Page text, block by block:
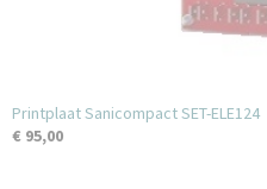
Printplaat Sanicompact SET-ELE124
€ 95,00